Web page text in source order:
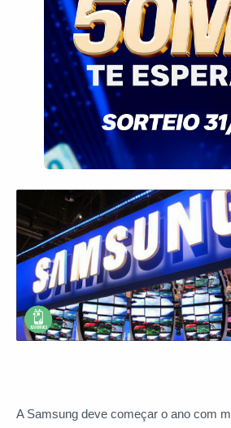
A Samsung deve começar o ano com